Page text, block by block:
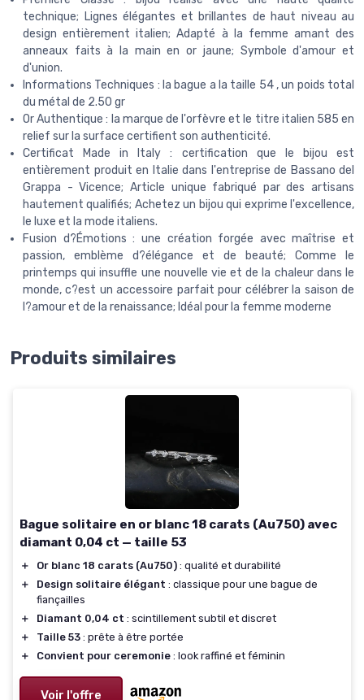
technique; Lignes élégantes et brillantes de haut niveau au
design entièrement italien; Adapté à la femme amant des
anneaux faits à la main en or jaune; Symbole d'amour et
d'union.
Informations Techniques : la bague a la taille 54 , un poids total
du métal de 2.50 gr
Or Authentique : la marque de l'orfèvre et le titre italien 585 en
relief sur la surface certifient son authenticité.
Certificat Made in Italy : certification que le bijou est
entièrement produit en Italie dans l'entreprise de Bassano del
Grappa - Vicence; Article unique fabriqué par des artisans
hautement qualifiés; Achetez un bijou qui exprime l'excellence,
le luxe et la mode italiens.
Fusion d?Émotions : une création forgée avec maîtrise et
passion, emblème d?élégance et de beauté; Comme le
printemps qui insuffle une nouvelle vie et de la chaleur dans le
monde, c?est un accessoire parfait pour célébrer la saison de
l?amour et de la renaissance; Idéal pour la femme moderne
Produits similaires
Bague solitaire en or blanc 18 carats (Au750) avec
diamant 0,04 ct — taille 53
＋ Or blanc 18 carats (Au750) : qualité et durabilité
＋
Design solitaire élégant : classique pour une bague de
fiançailles
＋
Diamant 0,04 ct : scintillement subtil et discret
＋
Taille 53 : prête à être portée
＋
Convient pour ceremonie : look raffiné et féminin
Voir l'offre